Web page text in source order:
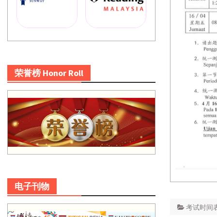
考试时间
荣誉榜 Honor Roll
电子刊物